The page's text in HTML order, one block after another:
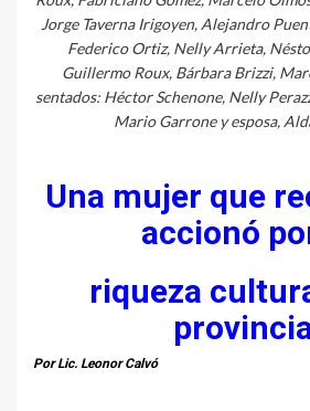
Jorge Taverna Irigoyen, Alejandro
Federico Ortiz, Nelly Arrieta,
Guillermo Roux, Bárbara Brizzi,
sentados: Héctor Schenone, Nelly
Mario Garrone y esposa,
Una mujer que
accionó
riqueza
Por Lic. Leonor Calvó